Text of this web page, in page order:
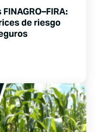
de riesgo